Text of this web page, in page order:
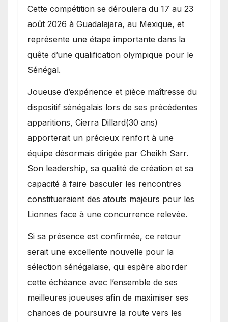
Cette compétition se déroulera du 17 au 23
août 2026 à Guadalajara, au Mexique, et
représente une étape importante dans la
quête d’une qualification olympique pour le
Sénégal.
Joueuse d’expérience et pièce maîtresse du
dispositif sénégalais lors de ses précédentes
apparitions, Cierra Dillard(30 ans)
apporterait un précieux renfort à une
équipe désormais dirigée par Cheikh Sarr.
Son leadership, sa qualité de création et sa
capacité à faire basculer les rencontres
constitueraient des atouts majeurs pour les
Lionnes face à une concurrence relevée.
Si sa présence est confirmée, ce retour
serait une excellente nouvelle pour la
sélection sénégalaise, qui espère aborder
cette échéance avec l’ensemble de ses
meilleures joueuses afin de maximiser ses
chances de poursuivre la route vers les